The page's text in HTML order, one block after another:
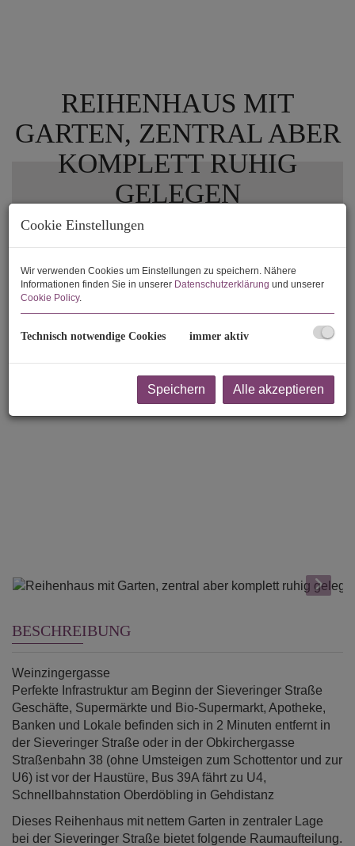
REIHENHAUS MIT
GARTEN, ZENTRAL ABER
KOMPLETT RUHIG
GELEGEN
1190 Wien
BESCHREIBUNG
Weinzingergasse
Perfekte Infrastruktur am Beginn der Sieveringer Straße
Geschäfte, Supermärkte und Bio-Supermarkt, Apotheke,
Banken und Lokale befinden sich in 2 Minuten entfernt in
der Sieveringer Straße oder in der Obkirchergasse
Straßenbahn 38 (ohne Umsteigen zum Schottentor und zur
U6) ist vor der Haustüre, Bus 39A fährt zu U4,
Schnellbahnstation Oberdöbling in Gehdistanz
Dieses Reihenhaus mit nettem Garten in zentraler Lage
bei der Sieveringer Straße bietet folgende Raumaufteilung.
Cookie Einstellungen
Wir verwenden Cookies um Einstellungen zu speichern. Nähere
Informationen finden Sie in unserer Datenschutzerklärung und unserer
Cookie Policy.
Technisch notwendige Cookies immer aktiv
Speichern Alle akzeptieren